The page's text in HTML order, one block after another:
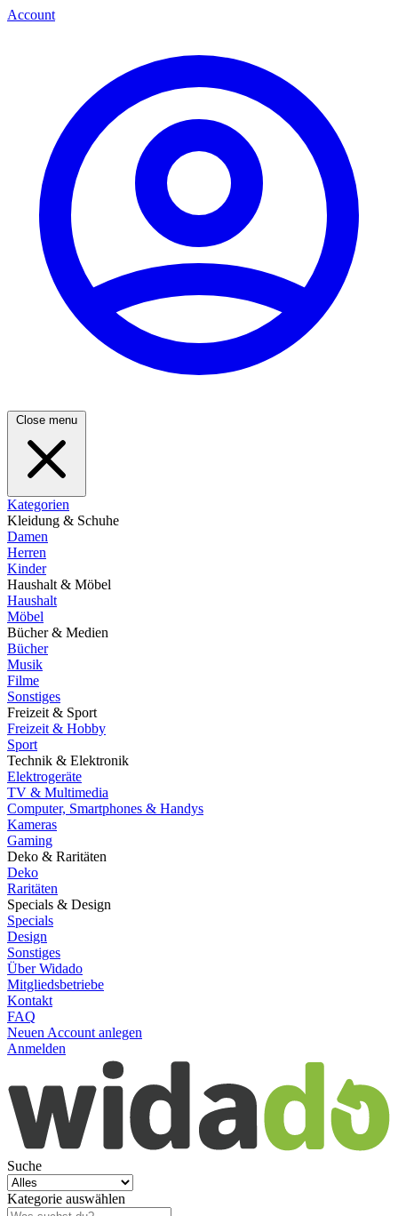
Account
Close menu
Kategorien
Kleidung & Schuhe
Damen
Herren
Kinder
Haushalt & Möbel
Haushalt
Möbel
Bücher & Medien
Bücher
Musik
Filme
Sonstiges
Freizeit & Sport
Freizeit & Hobby
Sport
Technik & Elektronik
Elektrogeräte
TV & Multimedia
Computer, Smartphones & Handys
Kameras
Gaming
Deko & Raritäten
Deko
Raritäten
Specials & Design
Specials
Design
Sonstiges
Über Widado
Mitgliedsbetriebe
Kontakt
FAQ
Neuen Account anlegen
Anmelden
Suche
Kategorie auswählen